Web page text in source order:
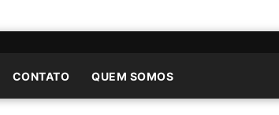
CONTATO QUEM SOMOS